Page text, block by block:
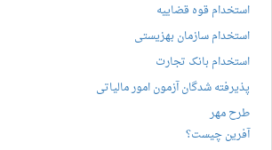
استخدام قوه قضاییه
استخدام سازمان بهزیستی
استخدام بانک تجارت
پذیرفته شدگان آزمون امور مالیاتی
طرح مهر
آفرین چیست؟